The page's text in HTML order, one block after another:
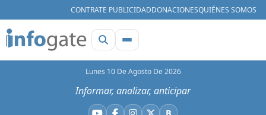
CONTRATE PUBLICIDADDONACIONESQUIÉNES SOMOS
Lunes 10 De Agosto De 2026
Informar, analizar, anticipar